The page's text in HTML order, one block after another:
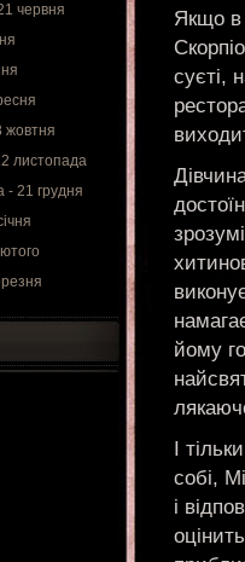
червня
жовтня
листопада
- 21 грудня
Якщо в
суєті,
йому
І
собі,
і